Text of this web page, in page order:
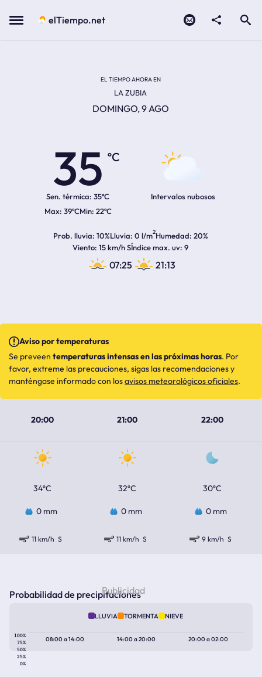
Menu elTiempo.net
EL TIEMPO AHORA EN
LA ZUBIA
DOMINGO, 9 AGO
35
ºC
Sen. térmica: 35ºC
39ºC 22ºC
Intervalos nubosos
Prob. lluvia 10%Lluvia 0 l/m2Humedad 20%
Viento 15 km/h SÍndice max. uv 9
07:25 21:13
20:00 21:00 22:00
34ºC 32ºC 30ºC
0 mm 0 mm 0 mm
11 km/h S 11 km/h S 9 km/h S
Aviso por temperaturas
Se preveen temperaturas intensas en las próximas horas. Por
favor, extreme las precauciones, sigas las recomendaciones y
manténgase informado con losavisos meteorológicos oficiales.
Probabilidad de precipitaciones
LLUVIA TORMENTA NIEVE
100%
75%
50%
25%
0%
08:00a14:00 14:00a20:00 20:00a02:00